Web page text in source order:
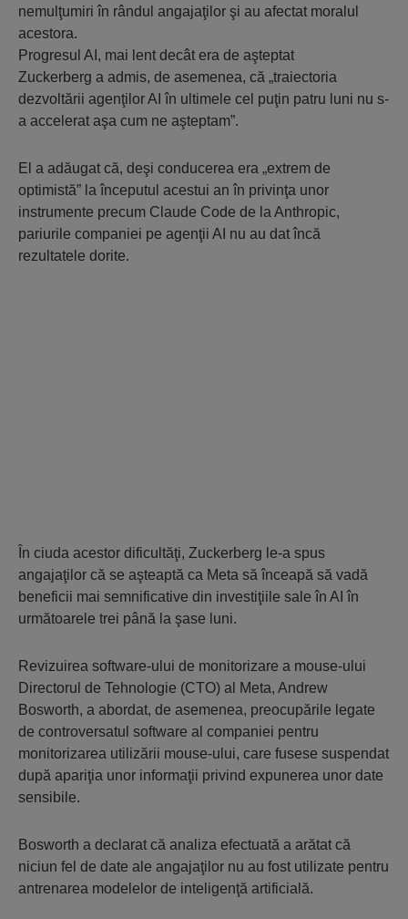
nemulţumiri în rândul angajaţilor şi au afectat moralul
acestora.
Progresul AI, mai lent decât era de aşteptat
Zuckerberg a admis, de asemenea, că „traiectoria
dezvoltării agenţilor AI în ultimele cel puţin patru luni nu s-
a accelerat aşa cum ne aşteptam”.
El a adăugat că, deşi conducerea era „extrem de
optimistă” la începutul acestui an în privinţa unor
instrumente precum Claude Code de la Anthropic,
pariurile companiei pe agenţii AI nu au dat încă
rezultatele dorite.
În ciuda acestor dificultăţi, Zuckerberg le-a spus
angajaţilor că se aşteaptă ca Meta să înceapă să vadă
beneficii mai semnificative din investiţiile sale în AI în
următoarele trei până la şase luni.
Revizuirea software-ului de monitorizare a mouse-ului
Directorul de Tehnologie (CTO) al Meta, Andrew
Bosworth, a abordat, de asemenea, preocupările legate
de controversatul software al companiei pentru
monitorizarea utilizării mouse-ului, care fusese suspendat
după apariţia unor informaţii privind expunerea unor date
sensibile.
Bosworth a declarat că analiza efectuată a arătat că
niciun fel de date ale angajaţilor nu au fost utilizate pentru
antrenarea modelelor de inteligenţă artificială.